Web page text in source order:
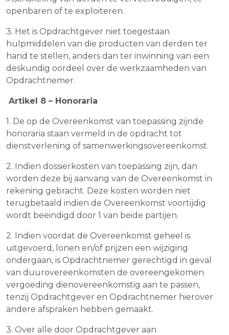
openbaren of te exploiteren.
3. Het is Opdrachtgever niet toegestaan
hulpmiddelen van die producten van derden ter
hand te stellen, anders dan ter inwinning van een
deskundig oordeel over de werkzaamheden van
Opdrachtnemer.
Artikel 8 – Honoraria
1. De op de Overeenkomst van toepassing zijnde
honoraria staan vermeld in de opdracht tot
dienstverlening of samenwerkingsovereenkomst.
2. Indien dossierkosten van toepassing zijn, dan
worden deze bij aanvang van de Overeenkomst in
rekening gebracht. Deze kosten worden niet
terugbetaald indien de Overeenkomst voortijdig
wordt beëindigd door 1 van beide partijen.
2. Indien voordat de Overeenkomst geheel is
uitgevoerd, lonen en/of prijzen een wijziging
ondergaan, is Opdrachtnemer gerechtigd in geval
van duurovereenkomsten de overeengekomen
vergoeding dienovereenkomstig aan te passen,
tenzij Opdrachtgever en Opdrachtnemer hierover
andere afspraken hebben gemaakt.
3. Over alle door Opdrachtgever aan